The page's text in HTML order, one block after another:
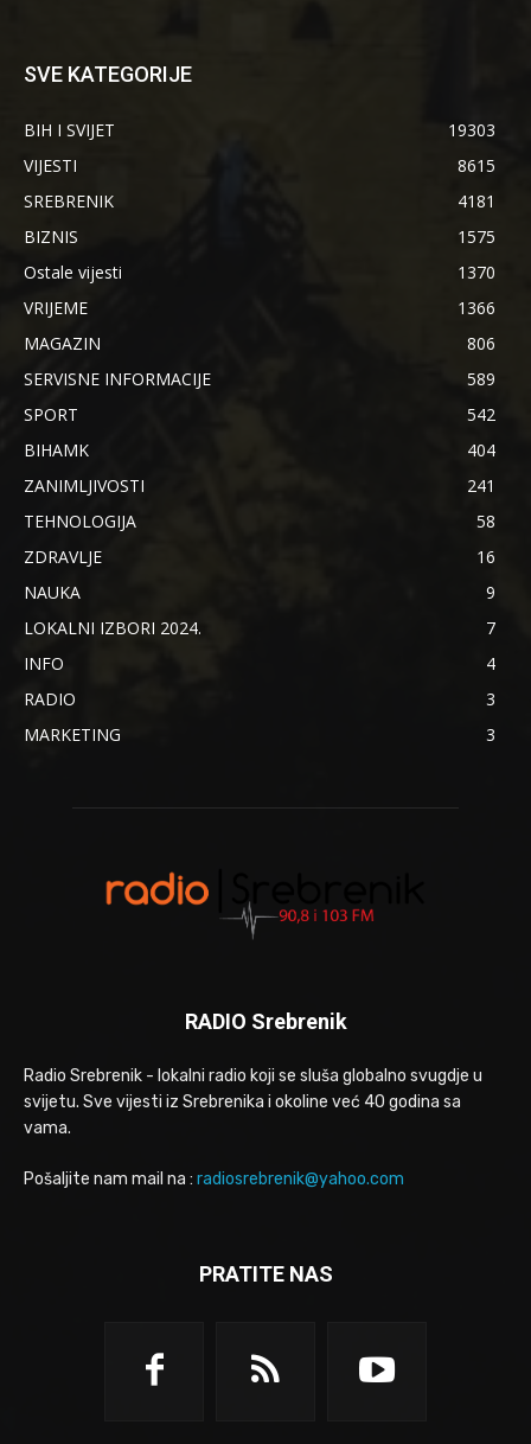
SVE KATEGORIJE
BIH I SVIJET
19303
VIJESTI
8615
SREBRENIK
4181
BIZNIS
1575
Ostale vijesti
1370
VRIJEME
1366
MAGAZIN
806
SERVISNE INFORMACIJE
589
SPORT
542
BIHAMK
404
ZANIMLJIVOSTI
241
TEHNOLOGIJA
58
ZDRAVLJE
16
NAUKA
9
LOKALNI IZBORI 2024.
7
INFO
4
RADIO
3
MARKETING
3
RADIO Srebrenik
Radio Srebrenik - lokalni radio koji se sluša globalno svugdje u
svijetu. Sve vijesti iz Srebrenika i okoline već 40 godina sa
vama.
Pošaljite nam mail na : radiosrebrenik@yahoo.com
PRATITE NAS